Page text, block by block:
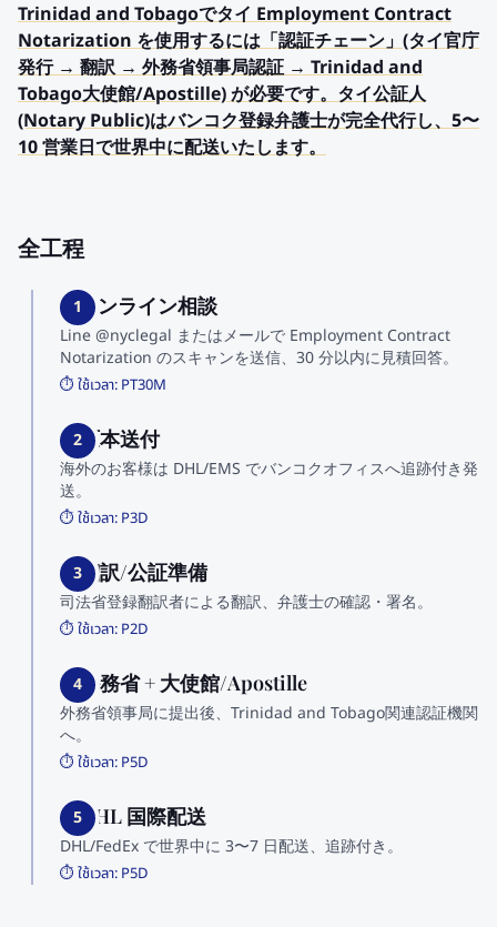
Trinidad and Tobagoでタイ Employment Contract
Notarization を使用するには「認証チェーン」(タイ官庁
発行 → 翻訳 → 外務省領事局認証 → Trinidad and
Tobago大使館/Apostille) が必要です。タイ公証人
(Notary Public)はバンコク登録弁護士が完全代行し、5〜
10 営業日で世界中に配送いたします。
全工程
1
1. オンライン相談
Line @nyclegal またはメールで Employment Contract
Notarization のスキャンを送信、30 分以内に見積回答。
⏱️ ใช้เวลา: PT30M
2
2. 原本送付
海外のお客様は DHL/EMS でバンコクオフィスへ追跡付き発
送。
⏱️ ใช้เวลา: P3D
3
3. 翻訳/公証準備
司法省登録翻訳者による翻訳、弁護士の確認・署名。
⏱️ ใช้เวลา: P2D
4
4. 外務省 + 大使館/Apostille
外務省領事局に提出後、Trinidad and Tobago関連認証機関
へ。
⏱️ ใช้เวลา: P5D
5
5. DHL 国際配送
DHL/FedEx で世界中に 3〜7 日配送、追跡付き。
⏱️ ใช้เวลา: P5D